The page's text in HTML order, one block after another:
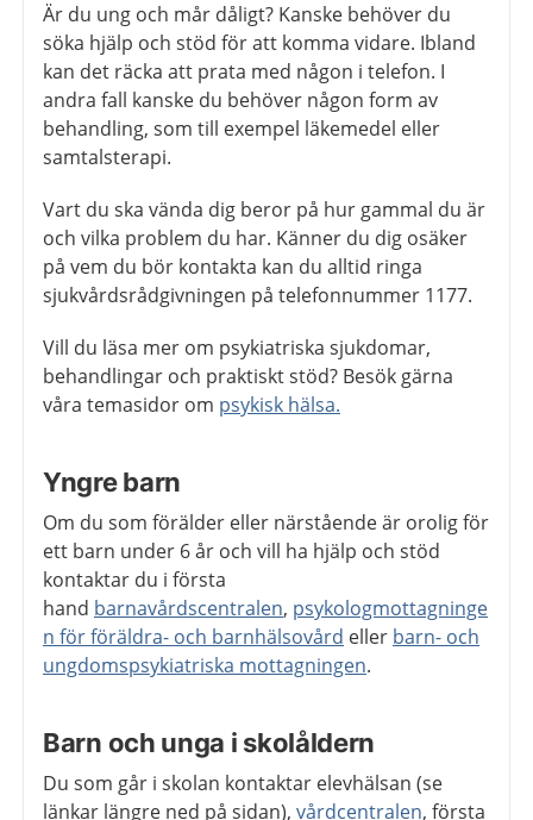
Är du ung och mår dåligt? Kanske behöver du
söka hjälp och stöd för att komma vidare. Ibland
kan det räcka att prata med någon i telefon. I
andra fall kanske du behöver någon form av
behandling, som till exempel läkemedel eller
samtalsterapi.
Vart du ska vända dig beror på hur gammal du är
och vilka problem du har. Känner du dig osäker
på vem du bör kontakta kan du alltid ringa
sjukvårdsrådgivningen på telefonnummer 1177.
Vill du läsa mer om psykiatriska sjukdomar,
behandlingar och praktiskt stöd? Besök gärna
våra temasidor om psykisk hälsa.
Yngre barn
Om du som förälder eller närstående är orolig för
ett barn under 6 år och vill ha hjälp och stöd
kontaktar du i första
hand barnavårdscentralen, psykologmottagninge
n för föräldra- och barnhälsovård eller barn- och
ungdomspsykiatriska mottagningen.
Barn och unga i skolåldern
Du som går i skolan kontaktar elevhälsan (se
länkar längre ned på sidan), vårdcentralen, första